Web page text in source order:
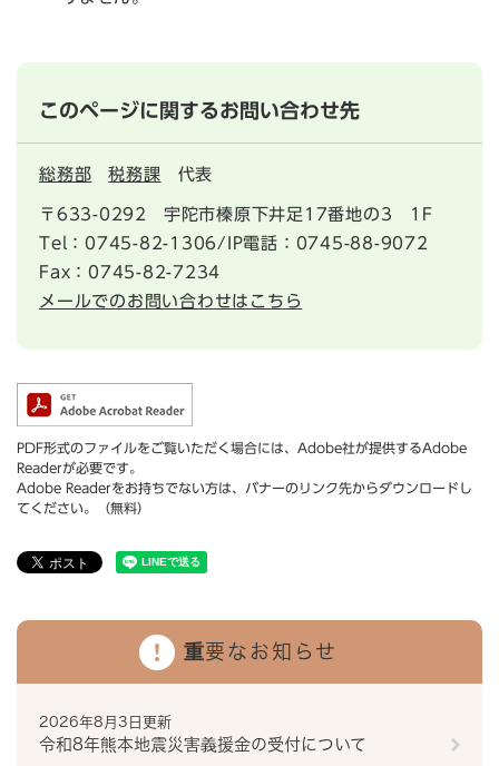
このページに関するお問い合わせ先
総務部 税務課 代表
〒633-0292
宇陀市榛原下井足17番地の3 1F
Tel：0745-82-1306/IP電話：0745-88-9072
Fax：0745-82-7234
メールでのお問い合わせはこちら
PDF形式のファイルをご覧いただく場合には、Adobe社が提供するAdobe
Readerが必要です。
Adobe Readerをお持ちでない方は、バナーのリンク先からダウンロードし
てください。（無料）
重要なお知らせ
2026年8月3日更新
令和8年熊本地震災害義援金の受付について